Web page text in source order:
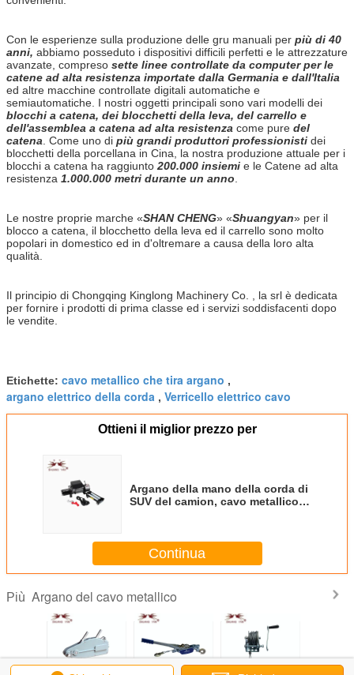
Con le esperienze sulla produzione delle gru manuali per più di 40
anni, abbiamo posseduto i dispositivi difficili perfetti e le attrezzature
avanzate, compreso sette linee controllate da computer per le
catene ad alta resistenza importate dalla Germania e dall'Italia
ed altre macchine controllate digitali automatiche e
semiautomatiche. I nostri oggetti principali sono vari modelli dei
blocchi a catena, dei blocchetti della leva, del carrello e
dell'assemblea a catena ad alta resistenza come pure del
catena. Come uno di più grandi produttori professionisti dei
blocchetti della porcellana in Cina, la nostra produzione attuale per i
blocchi a catena ha raggiunto200.000 insiemi e le Catene ad alta
resistenza 1.000.000 metri durante un anno.
Le nostre proprie marche «SHAN CHENG» «Shuangyan» per il
blocco a catena, il blocchetto della leva ed il carrello sono molto
popolari in domestico ed in d'oltremare a causa della loro alta
qualità.
Il principio di Chongqing Kinglong Machinery Co. , la srl è dedicata
per fornire i prodotti di prima classe ed i servizi soddisfacenti dopo
le vendite.
Etichette: cavo metallico che tira argano ,
argano elettrico della corda , Verricello elettrico cavo
Ottieni il miglior prezzo per
Argano della mano della corda di
SUV del camion, cavo metallico
Continua
Più Argano del cavo metallico